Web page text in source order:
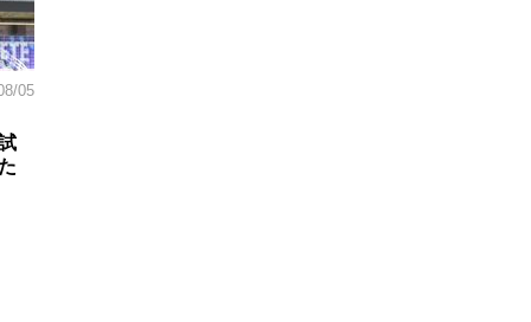
05